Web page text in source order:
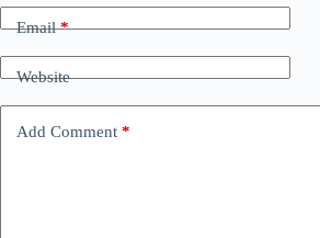
Email*
Website
Add Comment *